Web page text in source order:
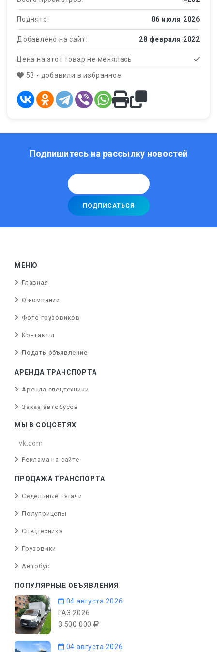
Поднято: 06 июля 2026
Добавлено на сайт: 28 февраля 2022
Цена на этот товар не менялась
53 - добавили в избранное
Подпишитесь на рассылку новостей
МЕНЮ
Главная
О компании
Фото грузовиков
Контакты
Подать объявление
АРЕНДА ТРАНСПОРТА
Аренда спецтехники
Заказ автобусов
МЫ В СОЦСЕТЯХ
vk.com
Реклама на сайте
ПРОДАЖА ТРАНСПОРТА
Седельные тягачи
Полуприцепы
Спецтехника
Грузовики
Автобус
ПОПУЛЯРНЫЕ ОБЪЯВЛЕНИЯ
04 августа 2026
ГАЗ 2026
3 500 000
04 августа 2026